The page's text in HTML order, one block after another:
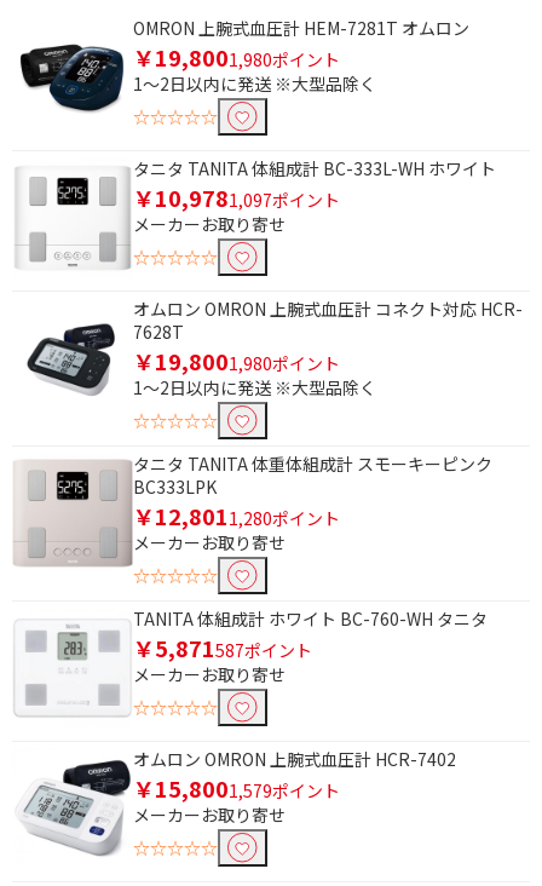
OMRON 上腕式血圧計 HEM-7281T オムロン
￥19,8001,980ポイント
1～2日以内に発送 ※大型品除く
☆☆☆☆☆
タニタ TANITA 体組成計 BC-333L-WH ホワイト
￥10,9781,097ポイント
メーカーお取り寄せ
☆☆☆☆☆
オムロン OMRON 上腕式血圧計 コネクト対応 HCR-
7628T
￥19,8001,980ポイント
1～2日以内に発送 ※大型品除く
☆☆☆☆☆
タニタ TANITA 体重体組成計 スモーキーピンク
BC333LPK
￥12,8011,280ポイント
メーカーお取り寄せ
☆☆☆☆☆
TANITA 体組成計 ホワイト BC-760-WH タニタ
￥5,871587ポイント
メーカーお取り寄せ
☆☆☆☆☆
オムロン OMRON 上腕式血圧計 HCR-7402
￥15,8001,579ポイント
メーカーお取り寄せ
☆☆☆☆☆
条件で絞り込む
除外する
除外する にチェックを入れると、指定したワード